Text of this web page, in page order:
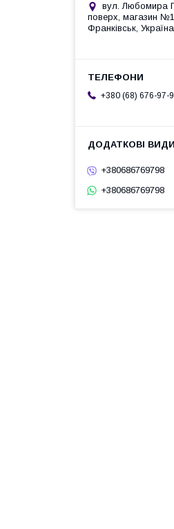
вул. Любомира
поверх, магазин
Франківськ, Україна
+380 (68) 676-97-
+380686769798
+380686769798